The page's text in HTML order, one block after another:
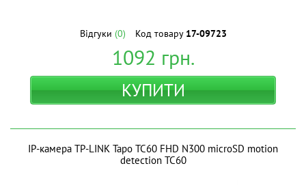
Відгуки (0) Код товару 17-09723
1092 грн.
КУПИТИ
IP-камера TP-LINK Tapo TC60 FHD N300 microSD motion
detection TC60